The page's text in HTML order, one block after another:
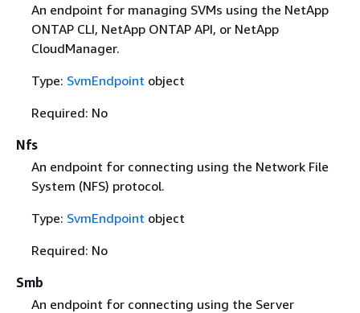
An endpoint for managing SVMs using the NetApp
ONTAP CLI, NetApp ONTAP API, or NetApp
CloudManager.
Type: SvmEndpoint object
Required: No
Nfs
An endpoint for connecting using the Network File
System (NFS) protocol.
Type: SvmEndpoint object
Required: No
Smb
An endpoint for connecting using the Server